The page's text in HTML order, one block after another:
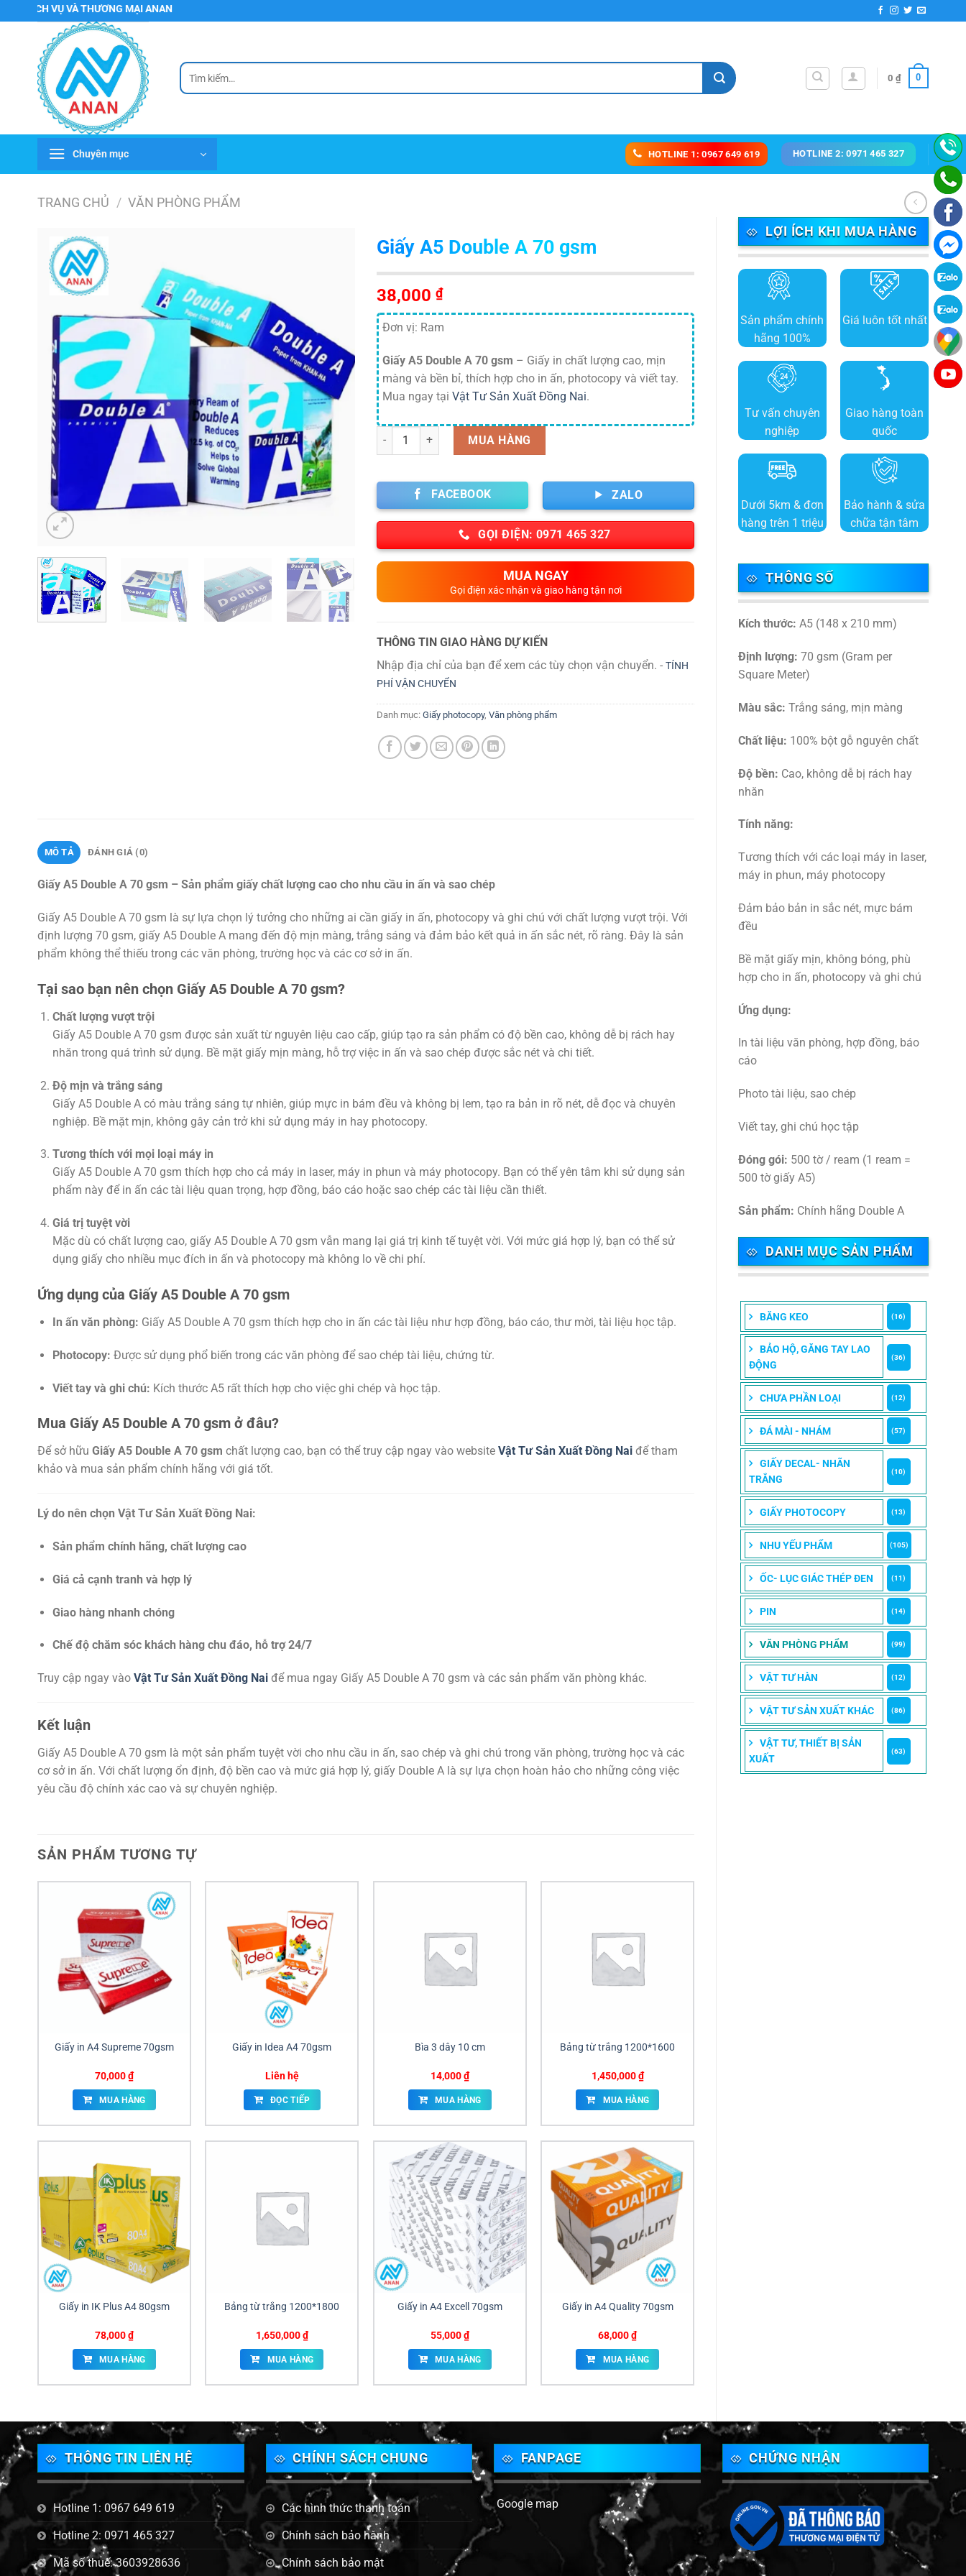
đến
VÀ THƯƠNG MẠI ANAN
Tìm
kiếm:
0 ₫ 0
Chuyên mục HOTLINE 1: 0967 649 619 HOTLINE 2: 0971 465 327
TRANG CHỦ / VĂN PHÒNG PHẨM
LỢI ÍCH KHI MUA HÀNG
Sản phẩm chính
hãng 100%
Giá luôn tốt nhất
Tư vấn chuyên
nghiệp
Giao hàng toàn
quốc
Dưới 5km & đơn
hàng trên 1 triệu
Bảo hành & sửa
chữa tận tâm
THÔNG SỐ
Kích thước: A5 (148 x 210 mm)
Định lượng: 70 gsm (Gram per
Square Meter)
Màu sắc: Trắng sáng, mịn màng
Chất liệu: 100% bột gỗ nguyên chất
Độ bền: Cao, không dễ bị rách hay
nhăn
Tính năng:
Tương thích với các loại máy in laser,
máy in phun, máy photocopy
Đảm bảo bản in sắc nét, mực bám
đều
Bề mặt giấy mịn, không bóng, phù
hợp cho in ấn, photocopy và ghi chú
Ứng dụng:
In tài liệu văn phòng, hợp đồng, báo
cáo
Photo tài liệu, sao chép
Viết tay, ghi chú học tập
Đóng gói: 500 tờ / ream (1 ream =
500 tờ giấy A5)
Sản phẩm: Chính hãng Double A
DANH MỤC SẢN PHẨM
BĂNG KEO (16)
BẢO HỘ, GĂNG TAY LAO
ĐỘNG
(36)
CHƯA PHẦN LOẠI (12)
ĐÁ MÀI - NHÁM (57)
GIẤY DECAL- NHÃN
TRẮNG
(10)
GIẤY PHOTOCOPY (13)
NHU YẾU PHẨM (105)
ỐC- LỤC GIÁC THÉP ĐEN (11)
PIN (14)
VĂN PHÒNG PHẨM (99)
VẬT TƯ HÀN (12)
VẬT TƯ SẢN XUẤT KHÁC (86)
VẬT TƯ, THIẾT BỊ SẢN
XUẤT
(63)
Giấy A5 Double A 70 gsm
38,000 ₫
Đơn vị: Ram
Giấy A5 Double A 70 gsm – Giấy in chất lượng cao, mịn
màng và bền bỉ, thích hợp cho in ấn, photocopy và viết tay.
Mua ngay tại Vật Tư Sản Xuất Đồng Nai.
Số lượng MUA HÀNG
FACEBOOK ZALO
GỌI ĐIỆN: 0971 465 327
MUA NGAY
Gọi điện xác nhận và giao hàng tận nơi
THÔNG TIN GIAO HÀNG DỰ KIẾN
Nhập địa chỉ của bạn để xem các tùy chọn vận chuyển. - TÍNH
PHÍ VẬN CHUYỂN
Danh mục: Giấy photocopy, Văn phòng phẩm
MÔ TẢ ĐÁNH GIÁ (0)
Giấy A5 Double A 70 gsm – Sản phẩm giấy chất lượng cao cho nhu cầu in ấn và sao chép
Giấy A5 Double A 70 gsm là sự lựa chọn lý tưởng cho những ai cần giấy in ấn, photocopy và ghi chú với chất lượng vượt trội. Với
định lượng 70 gsm, giấy A5 Double A mang đến độ mịn màng, trắng sáng và đảm bảo kết quả in ấn sắc nét, rõ ràng. Đây là sản
phẩm không thể thiếu trong các văn phòng, trường học và các cơ sở in ấn.
Tại sao bạn nên chọn Giấy A5 Double A 70 gsm?
Chất lượng vượt trội
Giấy A5 Double A 70 gsm được sản xuất từ nguyên liệu cao cấp, giúp tạo ra sản phẩm có độ bền cao, không dễ bị rách hay
nhăn trong quá trình sử dụng. Bề mặt giấy mịn màng, hỗ trợ việc in ấn và sao chép được sắc nét và chi tiết.
Độ mịn và trắng sáng
Giấy A5 Double A có màu trắng sáng tự nhiên, giúp mực in bám đều và không bị lem, tạo ra bản in rõ nét, dễ đọc và chuyên
nghiệp. Bề mặt mịn, không gây cản trở khi sử dụng máy in hay photocopy.
Tương thích với mọi loại máy in
Giấy A5 Double A 70 gsm thích hợp cho cả máy in laser, máy in phun và máy photocopy. Bạn có thể yên tâm khi sử dụng sản
phẩm này để in ấn các tài liệu quan trọng, hợp đồng, báo cáo hoặc sao chép các tài liệu cần thiết.
Giá trị tuyệt vời
Mặc dù có chất lượng cao, giấy A5 Double A 70 gsm vẫn mang lại giá trị kinh tế tuyệt vời. Với mức giá hợp lý, bạn có thể sử
dụng giấy cho nhiều mục đích in ấn và photocopy mà không lo về chi phí.
Ứng dụng của Giấy A5 Double A 70 gsm
In ấn văn phòng: Giấy A5 Double A 70 gsm thích hợp cho in ấn các tài liệu như hợp đồng, báo cáo, thư mời, tài liệu học tập.
Photocopy: Được sử dụng phổ biến trong các văn phòng để sao chép tài liệu, chứng từ.
Viết tay và ghi chú: Kích thước A5 rất thích hợp cho việc ghi chép và học tập.
Mua Giấy A5 Double A 70 gsm ở đâu?
Để sở hữu Giấy A5 Double A 70 gsm chất lượng cao, bạn có thể truy cập ngay vào website Vật Tư Sản Xuất Đồng Nai để tham
khảo và mua sản phẩm chính hãng với giá tốt.
Lý do nên chọn Vật Tư Sản Xuất Đồng Nai:
Sản phẩm chính hãng, chất lượng cao
Giá cả cạnh tranh và hợp lý
Giao hàng nhanh chóng
Chế độ chăm sóc khách hàng chu đáo, hỗ trợ 24/7
Truy cập ngay vào Vật Tư Sản Xuất Đồng Nai để mua ngay Giấy A5 Double A 70 gsm và các sản phẩm văn phòng khác.
Kết luận
Giấy A5 Double A 70 gsm là một sản phẩm tuyệt vời cho nhu cầu in ấn, sao chép và ghi chú trong văn phòng, trường học và các
cơ sở in ấn. Với chất lượng ổn định, độ bền cao và mức giá hợp lý, giấy Double A là sự lựa chọn hoàn hảo cho những công việc
yêu cầu độ chính xác cao và sự chuyên nghiệp.
SẢN PHẨM TƯƠNG TỰ
Giấy in A4 Supreme 70gsm
70,000₫
MUA HÀNG
Giấy in Idea A4 70gsm
Liên hệ
ĐỌC TIẾP
Bìa 3 dây 10 cm
14,000₫
MUA HÀNG
Bảng từ trắng 1200*1600
1,450,000₫
MUA HÀNG
Giấy in IK Plus A4 80gsm
78,000₫
MUA HÀNG
Bảng từ trắng 1200*1800
1,650,000₫
MUA HÀNG
Giấy in A4 Excell 70gsm
55,000₫
MUA HÀNG
Giấy in A4 Quality 70gsm
68,000₫
MUA HÀNG
THÔNG TIN LIÊN HỆ
Hotline 1: 0967 649 619
Hotline 2: 0971 465 327
Mã số thuế: 3603928636
CHÍNH SÁCH CHUNG
Các hình thức thanh toán
Chính sách bảo hành
Chính sách bảo mật
FANPAGE
Google map
CHỨNG NHẬN